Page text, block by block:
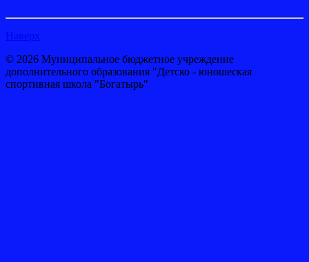
Наверх
© 2026 Муниципальное бюджетное учреждение
дополнительного образования "Детско - юношеская
спортивная школа "Богатырь"